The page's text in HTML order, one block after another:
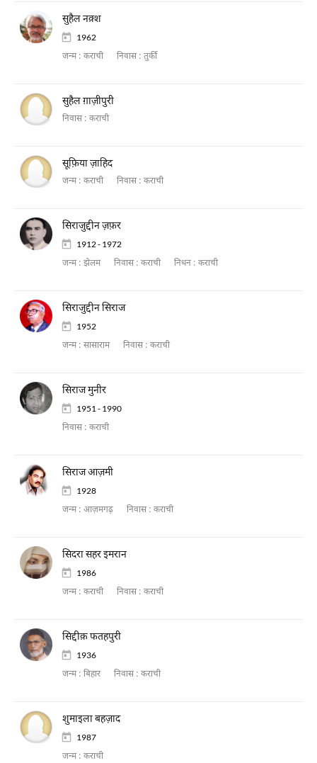
सुहैल नक़्श
1962
जन्म : कराची निवास : तुर्की
सुहैल ग़ाज़ीपुरी
निवास : कराची
सूफ़िया ज़ाहिद
जन्म : कराची निवास : कराची
सिराजुद्दीन ज़फ़र
1912 - 1972
जन्म : झेलम निवास : कराची निधन : कराची
सिराजुद्दीन सिराज
1952
जन्म : सासाराम निवास : कराची
सिराज मुनीर
1951 - 1990
निवास : कराची
सिराज आज़मी
1928
जन्म : आज़मगढ़ निवास : कराची
सिदरा सहर इमरान
1986
जन्म : कराची निवास : कराची
सिद्दीक़ फतहपुरी
1936
जन्म : बिहार निवास : कराची
शुमाइला बहज़ाद
1987
जन्म : कराची